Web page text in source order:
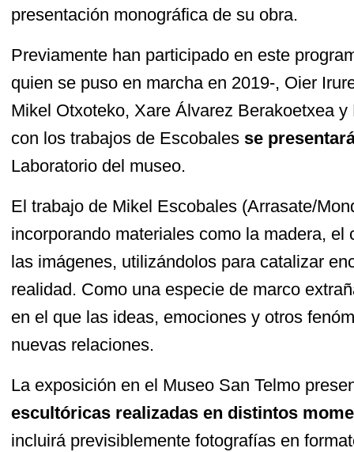
presentación monográfica de su obra.
Previamente han participado en este
quien se puso en marcha en 2019-, Oier
Mikel Otxoteko, Xare Álvarez Berakoetxea
con los trabajos de Escobales se
Laboratorio del museo.
El trabajo de Mikel Escobales (Arrasate/
incorporando materiales como la madera,
las imágenes, utilizándolos para catalizar
realidad. Como una especie de marco
en el que las ideas, emociones y otros
nuevas relaciones.
La exposición en el Museo San Telmo
escultóricas realizadas en distintos
incluirá previsiblemente fotografías en